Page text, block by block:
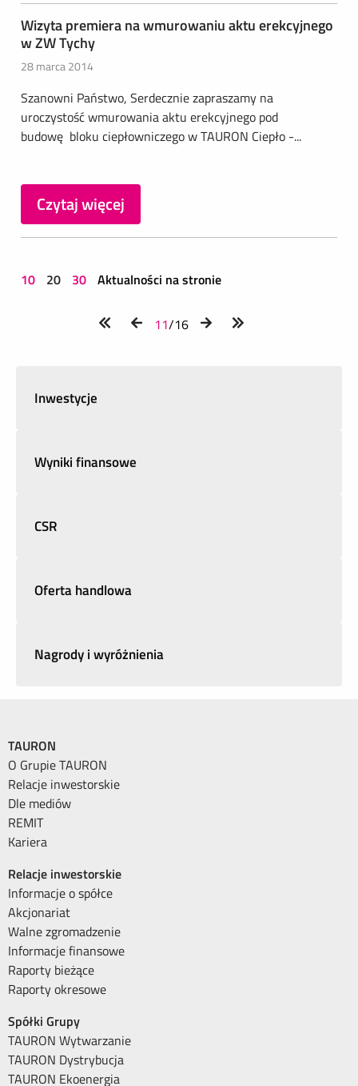
Wizyta premiera na wmurowaniu aktu erekcyjnego
w ZW Tychy
28 marca 2014
Szanowni Państwo, Serdecznie zapraszamy na
uroczystość wmurowania aktu erekcyjnego pod
budowę bloku ciepłowniczego w TAURON Ciepło -...
Czytaj więcej
10 20 30 Aktualności na stronie
11/16
Inwestycje
Wyniki finansowe
CSR
Oferta handlowa
Nagrody i wyróżnienia
TAURON
O Grupie TAURON
Relacje inwestorskie
Dle mediów
REMIT
Kariera
Relacje inwestorskie
Informacje o spółce
Akcjonariat
Walne zgromadzenie
Informacje finansowe
Raporty bieżące
Raporty okresowe
Spółki Grupy
TAURON Wytwarzanie
TAURON Dystrybucja
TAURON Ekoenergia